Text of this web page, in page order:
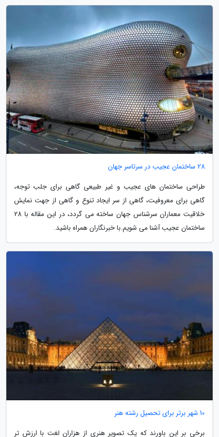
28 ساختمان عجیب در سرتاسر جهان
طراحی ساختمان های عجیب و غیر طبیعی گاهی برای جلب توجه،
گاهی برای معروفیت، گاهی از سر ایجاد تنوع و گاهی از جهت نمایش
خلاقیت معماران سرشناس جهان ساخته می گردد، در این مقاله با 28
ساختمان عجیب آشنا می شویم.با خبرنگاران همراه باشید.
10 شهر برتر برای تحصیل رشته هنر
برخی بر این باورند که یک تصویر هنری از هزاران لغت با ارزش تر